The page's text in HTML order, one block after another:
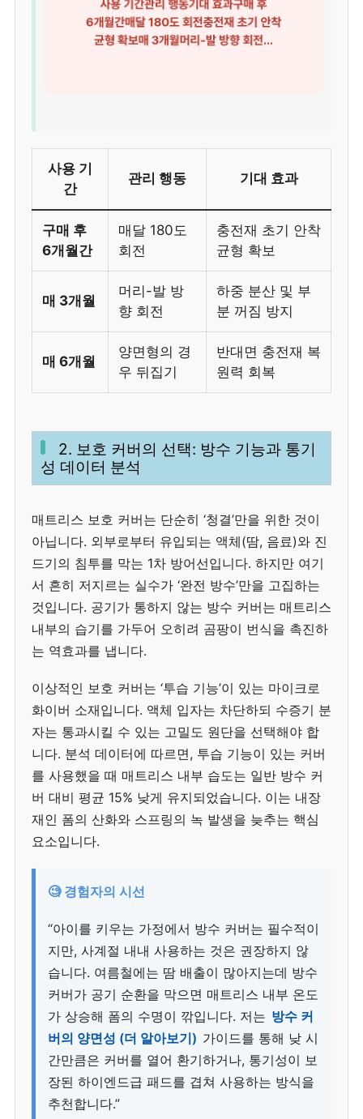
사용 기
간
관리 행동 기대 효과
구매 후
6개월간
매달 180도
회전
충전재 초기 안착
균형 확보
매 3개월
머리-발 방
향 회전
하중 분산 및 부
분 꺼짐 방지
매 6개월
양면형의 경
우 뒤집기
반대면 충전재 복
원력 회복
2. 보호 커버의 선택: 방수 기능과 통기
성 데이터 분석
매트리스 보호 커버는 단순히 ‘청결’만을 위한 것이
아닙니다. 외부로부터 유입되는 액체(땀, 음료)와 진
드기의 침투를 막는 1차 방어선입니다. 하지만 여기
서 흔히 저지르는 실수가 ‘완전 방수’만을 고집하는
것입니다. 공기가 통하지 않는 방수 커버는 매트리스
내부의 습기를 가두어 오히려 곰팡이 번식을 촉진하
는 역효과를 냅니다.
이상적인 보호 커버는 ‘투습 기능’이 있는 마이크로
화이버 소재입니다. 액체 입자는 차단하되 수증기 분
자는 통과시킬 수 있는 고밀도 원단을 선택해야 합
니다. 분석 데이터에 따르면, 투습 기능이 있는 커버
를 사용했을 때 매트리스 내부 습도는 일반 방수 커
버 대비 평균 15% 낮게 유지되었습니다. 이는 내장
재인 폼의 산화와 스프링의 녹 발생을 늦추는 핵심
요소입니다.
🧐 경험자의 시선
“아이를 키우는 가정에서 방수 커버는 필수적이
지만, 사계절 내내 사용하는 것은 권장하지 않
습니다. 여름철에는 땀 배출이 많아지는데 방수
커버가 공기 순환을 막으면 매트리스 내부 온도
가 상승해 폼의 수명이 깎입니다. 저는 방수 커
버의 양면성 (더 알아보기) 가이드를 통해 낮 시
간만큼은 커버를 열어 환기하거나, 통기성이 보
장된 하이엔드급 패드를 겹쳐 사용하는 방식을
추천합니다.”